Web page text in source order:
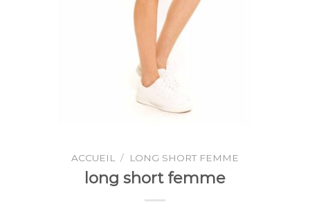
ACCUEIL / LONG SHORT FEMME
long short femme